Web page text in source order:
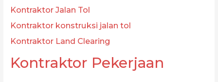
Kontraktor Jalan Tol
Kontraktor konstruksi jalan tol
Kontraktor Land Clearing
Kontraktor Pekerjaan